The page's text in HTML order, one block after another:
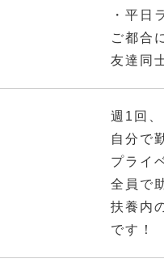
・平日
ご都合
友達同
週1回
自分で
プライ
全員で
扶養内
です！